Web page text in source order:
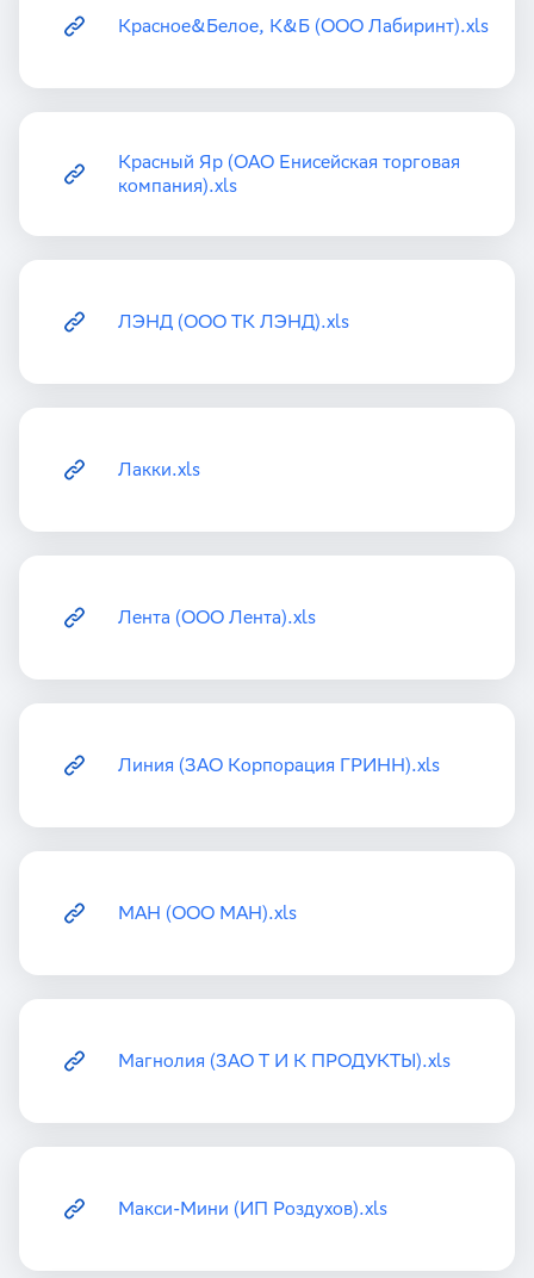
Красное&Белое, К&Б (ООО Лабиринт).xls
Красный Яр (ОАО Енисейская торговая
компания).xls
ЛЭНД (ООО ТК ЛЭНД).xls
Лакки.xls
Лента (ООО Лента).xls
Линия (ЗАО Корпорация ГРИНН).xls
МАН (ООО МАН).xls
Магнолия (ЗАО Т И К ПРОДУКТЫ).xls
Макси-Мини (ИП Роздухов).xls